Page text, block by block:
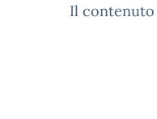
Il contenuto